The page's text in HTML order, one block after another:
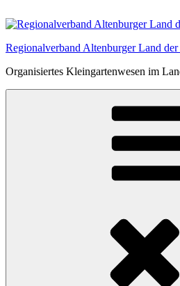
Inhalt
Regionalverband Altenburger Land
Organisiertes Kleingartenwesen im